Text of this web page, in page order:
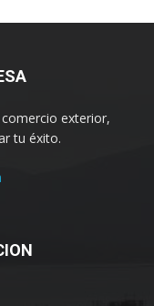
exterior,
tu éxito.